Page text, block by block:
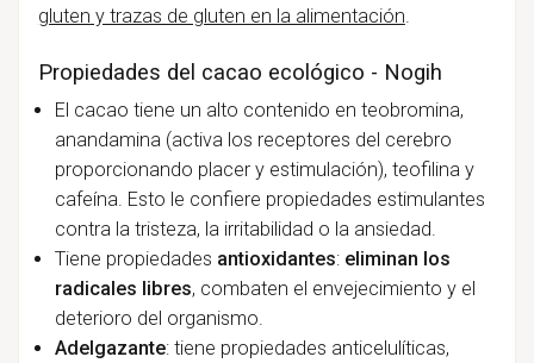
gluten y trazas de gluten en la alimentación.
Propiedades del cacao ecológico - Nogih
El cacao tiene un alto contenido en teobromina,
anandamina (activa los receptores del cerebro
proporcionando placer y estimulación), teofilina y
cafeína. Esto le confiere propiedades estimulantes
contra la tristeza, la irritabilidad o la ansiedad.
Tiene propiedades antioxidantes: eliminan los
radicales libres, combaten el envejecimiento y el
deterioro del organismo.
Adelgazante: tiene propiedades anticelulíticas,